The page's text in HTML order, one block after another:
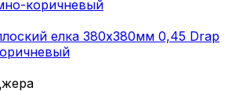
елка 380х380мм 0,45 Drap